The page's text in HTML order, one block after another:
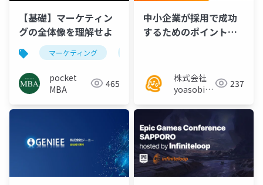
【基礎】マーケティン
グの全体像を理解せよ
マーケティング
pocket
MBA
465
中小企業が採用で成功
するためのポイント／
株式会社
yoasobi／
様
237